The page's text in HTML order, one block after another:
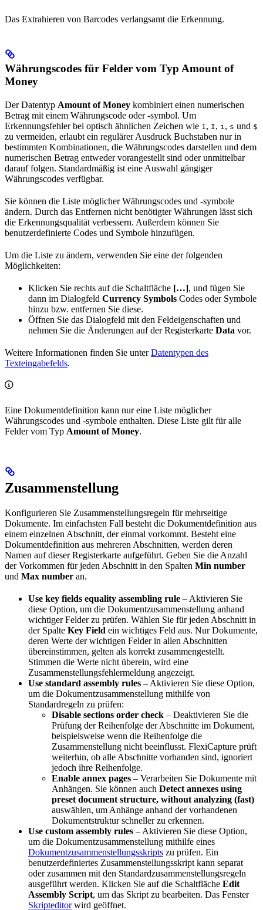
Das Extrahieren von Barcodes verlangsamt die Erkennung.
Währungscodes für Felder vom Typ Amount of
Money
Der Datentyp Amount of Money kombiniert einen numerischen
Betrag mit einem Währungscode oder -symbol. Um
Erkennungsfehler bei optisch ähnlichen Zeichen wie 1 , I, i , s und $
zu vermeiden, erlaubt ein regulärer Ausdruck Buchstaben nur in
bestimmten Kombinationen, die Währungscodes darstellen und dem
numerischen Betrag entweder vorangestellt sind oder unmittelbar
darauf folgen. Standardmäßig ist eine Auswahl gängiger
Währungscodes verfügbar.
Sie können die Liste möglicher Währungscodes und -symbole
ändern. Durch das Entfernen nicht benötigter Währungen lässt sich
die Erkennungsqualität verbessern. Außerdem können Sie
benutzerdefinierte Codes und Symbole hinzufügen.
Um die Liste zu ändern, verwenden Sie eine der folgenden
Möglichkeiten:
Klicken Sie rechts auf die Schaltfläche […], und fügen Sie
dann im Dialogfeld Currency Symbols Codes oder Symbole
hinzu bzw. entfernen Sie diese.
Öffnen Sie das Dialogfeld mit den Feldeigenschaften und
nehmen Sie die Änderungen auf der Registerkarte Data vor.
Weitere Informationen finden Sie unterDatentypen des
Texteingabefelds.
Eine Dokumentdefinition kann nur eine Liste möglicher
Währungscodes und -symbole enthalten. Diese Liste gilt für alle
Felder vom Typ Amount of Money.
Zusammenstellung
Konfigurieren Sie Zusammenstellungsregeln für mehrseitige
Dokumente. Im einfachsten Fall besteht die Dokumentdefinition aus
einem einzelnen Abschnitt, der einmal vorkommt. Besteht eine
Dokumentdefinition aus mehreren Abschnitten, werden deren
Namen auf dieser Registerkarte aufgeführt. Geben Sie die Anzahl
der Vorkommen für jeden Abschnitt in den Spalten Min number
und Max number an.
Use key fields equality assembling rule – Aktivieren Sie
diese Option, um die Dokumentzusammenstellung anhand
wichtiger Felder zu prüfen. Wählen Sie für jeden Abschnitt in
der Spalte Key Field ein wichtiges Feld aus. Nur Dokumente,
deren Werte der wichtigen Felder in allen Abschnitten
übereinstimmen, gelten als korrekt zusammengestellt.
Stimmen die Werte nicht überein, wird eine
Zusammenstellungsfehlermeldung angezeigt.
Use standard assembly rules – Aktivieren Sie diese Option,
um die Dokumentzusammenstellung mithilfe von
Standardregeln zu prüfen:
Disable sections order check – Deaktivieren Sie die
Prüfung der Reihenfolge der Abschnitte im Dokument,
beispielsweise wenn die Reihenfolge die
Zusammenstellung nicht beeinflusst. FlexiCapture prüft
weiterhin, ob alle Abschnitte vorhanden sind, ignoriert
jedoch ihre Reihenfolge.
Enable annex pages – Verarbeiten Sie Dokumente mit
Anhängen. Sie können auch Detect annexes using
preset document structure, without analyzing (fast)
auswählen, um Anhänge anhand der vorhandenen
Dokumentstruktur schneller zu erkennen.
Use custom assembly rules – Aktivieren Sie diese Option,
um die Dokumentzusammenstellung mithilfe eines
Dokumentzusammenstellungsskripts zu prüfen. Ein
benutzerdefiniertes Zusammenstellungsskript kann separat
oder zusammen mit den Standardzusammenstellungsregeln
ausgeführt werden. Klicken Sie auf die Schaltfläche Edit
Assembly Script, um das Skript zu bearbeiten. Das Fenster
Skripteditorwird geöffnet.